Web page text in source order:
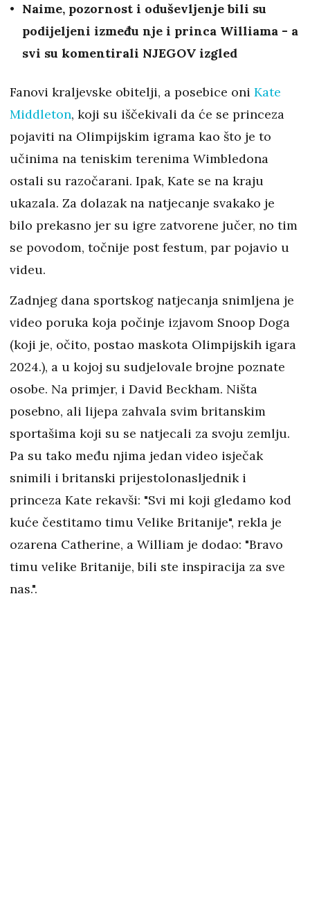
Naime, pozornost i oduševljenje bili su
podijeljeni između nje i princa Williama - a
svi su komentirali NJEGOV izgled
Fanovi kraljevske obitelji, a posebice oni Kate
Middleton, koji su iščekivali da će se princeza
pojaviti na Olimpijskim igrama kao što je to
učinima na teniskim terenima Wimbledona
ostali su razočarani. Ipak, Kate se na kraju
ukazala. Za dolazak na natjecanje svakako je
bilo prekasno jer su igre zatvorene jučer, no tim
se povodom, točnije post festum, par pojavio u
videu.
Zadnjeg dana sportskog natjecanja snimljena je
video poruka koja počinje izjavom Snoop Doga
(koji je, očito, postao maskota Olimpijskih igara
2024.), a u kojoj su sudjelovale brojne poznate
osobe. Na primjer, i David Beckham. Ništa
posebno, ali lijepa zahvala svim britanskim
sportašima koji su se natjecali za svoju zemlju.
Pa su tako među njima jedan video isječak
snimili i britanski prijestolonasljednik i
princeza Kate rekavši: "Svi mi koji gledamo kod
kuće čestitamo timu Velike Britanije", rekla je
ozarena Catherine, a William je dodao: "Bravo
timu velike Britanije, bili ste inspiracija za sve
nas.".